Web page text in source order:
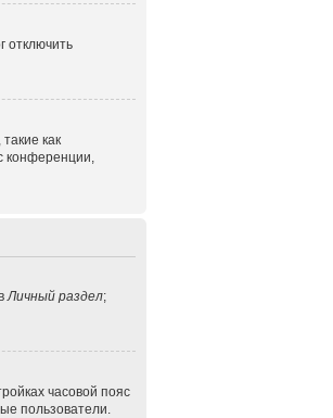
отключить
как
конференции,
Личный раздел;
часовой пояс
пользователи.